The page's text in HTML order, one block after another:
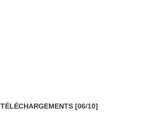
TÉLÉCHARGEMENTS [06/10]